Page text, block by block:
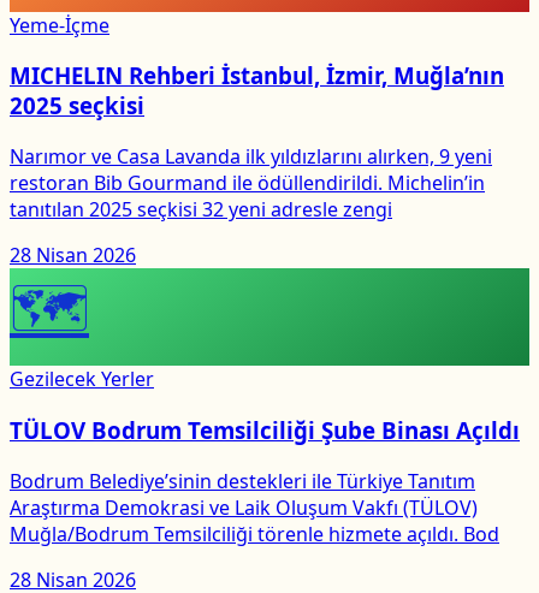
Yeme-İçme
MICHELIN Rehberi İstanbul, İzmir, Muğla’nın
2025 seçkisi
Narımor ve Casa Lavanda ilk yıldızlarını alırken, 9 yeni
restoran Bib Gourmand ile ödüllendirildi. Michelin’in
tanıtılan 2025 seçkisi 32 yeni adresle zengi
28 Nisan 2026
🗺
Gezilecek Yerler
TÜLOV Bodrum Temsilciliği Şube Binası Açıldı
Bodrum Belediye’sinin destekleri ile Türkiye Tanıtım
Araştırma Demokrasi ve Laik Oluşum Vakfı (TÜLOV)
Muğla/Bodrum Temsilciliği törenle hizmete açıldı. Bod
28 Nisan 2026